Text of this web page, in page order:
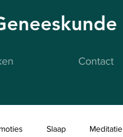
Contact
Slaap Meditatie